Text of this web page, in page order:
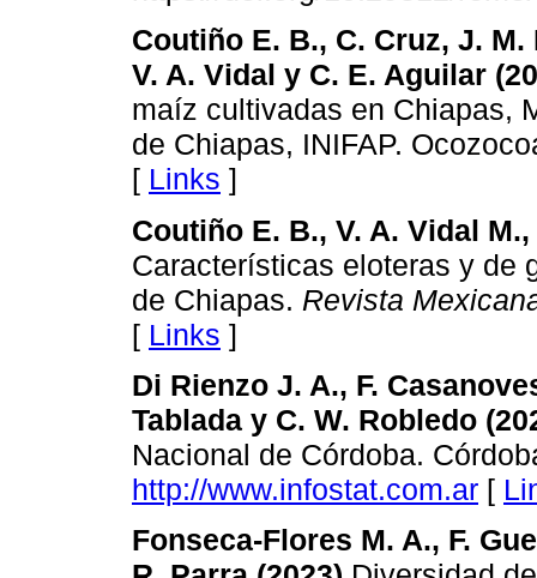
Coutiño E. B., C. Cruz, J. M.
V. A. Vidal y C. E. Aguilar
maíz cultivadas en Chiapas,
de Chiapas, INIFAP.
[ Links ]
Coutiño E. B., V. A. Vidal
Características eloteras y de
de Chiapas. Revista
[ Links ]
Di Rienzo J. A., F.
Tablada y C. W. Robledo
Nacional de Córdoba.
http://www.infostat.com.ar [
Fonseca-Flores M. A., F.